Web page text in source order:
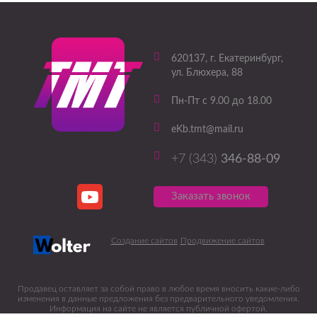
620137, г. Екатеринбург,
ул. Блюхера, 88
Пн-Пт с 9.00 до 18.00
eKb.tmt@mail.ru
+7 (343) 346-88-09
Заказать звонок
Создание сайтов Продвижение сайтов
Продавец оставляет за собой право в любое время вносить какие-либо
изменения в данные предложения без предварительного уведомления.
Информация на сайте не является публичной офертой.